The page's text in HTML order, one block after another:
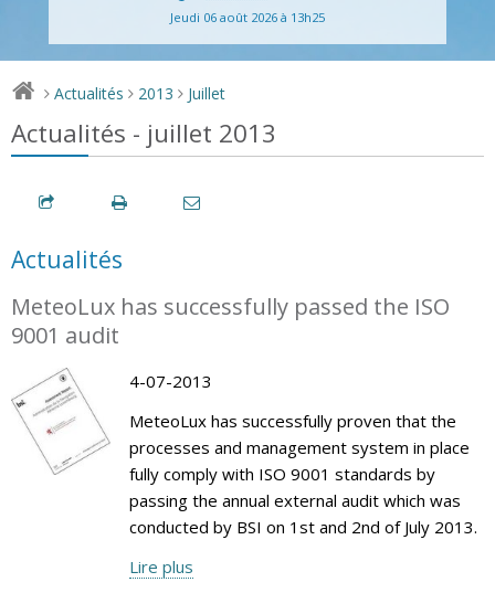
Jeudi 06 août 2026 à 13h25
> Actualités > 2013 > Juillet
Actualités - juillet 2013
Actualités
MeteoLux has successfully passed the ISO
9001 audit
4-07-2013
MeteoLux has successfully proven that the
processes and management system in place
fully comply with ISO 9001 standards by
passing the annual external audit which was
conducted by BSI on 1st and 2nd of July 2013.
Lire plus